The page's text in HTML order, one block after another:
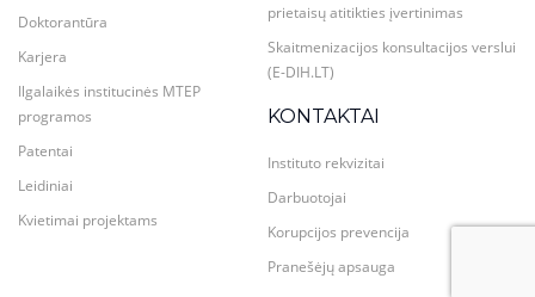
Doktorantūra
Karjera
Ilgalaikės institucinės MTEP
programos
Patentai
Leidiniai
Kvietimai projektams
prietaisų atitikties įvertinimas
Skaitmenizacijos konsultacijos verslui
(E-DIH.LT)
KONTAKTAI
Instituto rekvizitai
Darbuotojai
Korupcijos prevencija
Pranešėjų apsauga